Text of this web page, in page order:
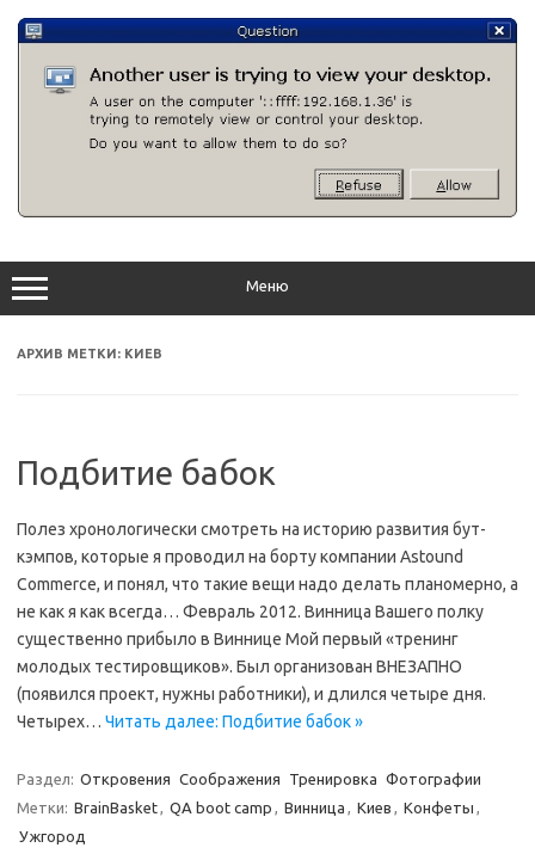
содержимому
Меню
АРХИВ МЕТКИ: КИЕВ
Подбитие бабок
Полез хронологически смотреть на историю развития бут-
кэмпов, которые я проводил на борту компании Astound
Commerce, и понял, что такие вещи надо делать планомерно, а
не как я как всегда… Февраль 2012. Винница Вашего полку
существенно прибыло в Виннице Мой первый «тренинг
молодых тестировщиков». Был организован ВНЕЗАПНО
(появился проект, нужны работники), и длился четыре дня.
Четырех… Читать далее: Подбитие бабок »
Раздел: Откровения Соображения Тренировка Фотографии
Метки: BrainBasket, QA boot camp , Винница , Киев , Конфеты ,
Ужгород